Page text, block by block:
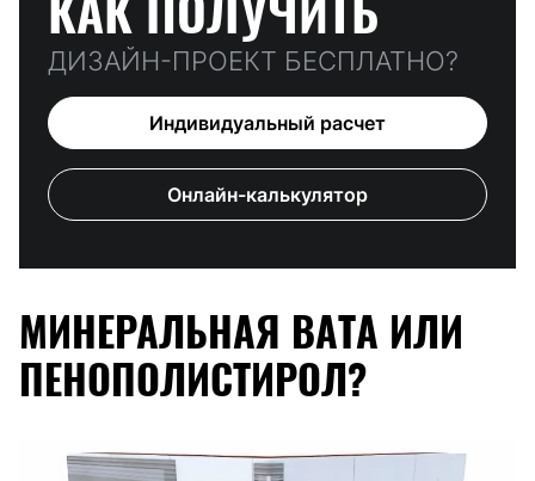
ДИЗАЙН-ПРОЕКТ БЕСПЛАТНО?
Индивидуальный расчет
Онлайн-калькулятор
МИНЕРАЛЬНАЯ ВАТА ИЛИ
ПЕНОПОЛИСТИРОЛ?